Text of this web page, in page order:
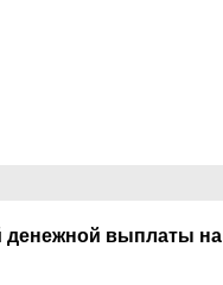
выплаты на